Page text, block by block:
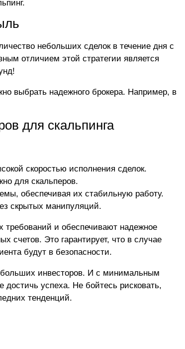
небольших сделок в течение дня с
отличием этой стратегии является
выбрать надежного брокера. Например, в
для скальпинга
скоростью исполнения сделок.
для скальперов.
обеспечивая их стабильную работу.
скрытых манипуляций.
требований и обеспечивают надежное
счетов. Это гарантирует, что в случае
будут в безопасности.
инвесторов. И с минимальным
успеха. Не бойтесь рисковать,
тенденций.